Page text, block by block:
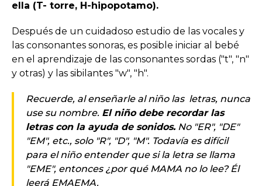
ella (T- torre, H-hipopotamo).
Después de un cuidadoso estudio de las vocales y
las consonantes sonoras, es posible iniciar al bebé
en el aprendizaje de las consonantes sordas ("t", "n"
y otras) y las sibilantes "w", "h".
Recuerde, al enseñarle al niño las letras, nunca
use su nombre. El niño debe recordar las
letras con la ayuda de sonidos. No "ER", "DE"
"EM", etc., solo "R", "D", "M". Todavía es difícil
para el niño entender que si la letra se llama
"EME", entonces ¿por qué MAMA no lo lee? Él
leerá EMAEMA.